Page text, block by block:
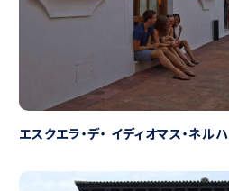
エスクエラ・デ・ イディオマス・ネルハ